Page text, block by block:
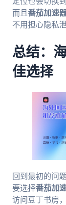
而且 番茄加速
不用担心隐私泄
总结：
佳选择
回到最初的问
要选择番茄加
访问豆丁书房